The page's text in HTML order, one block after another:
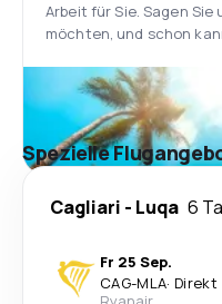
Arbeit für Sie. Sagen
möchten, und schon
Spezielle
Cagliari - Luqa 6
Fr 25 Sep.
CAG-MLA· Direkt